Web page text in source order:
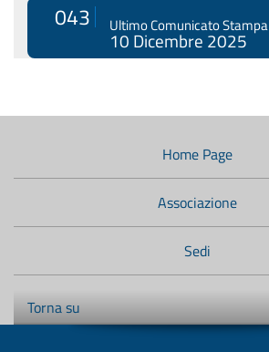
043 Ultimo Comunicato Stampa
10 Dicembre 2025
Home Page
Associazione
Sedi
Torna su